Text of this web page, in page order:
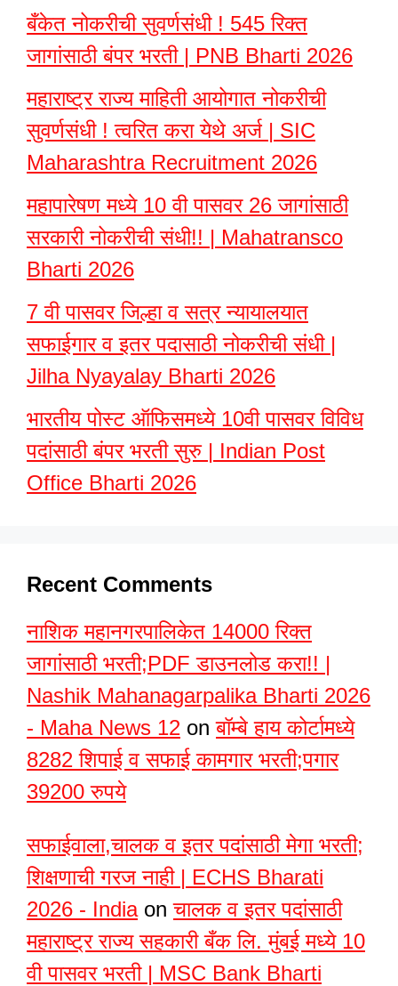
बँकेत नोकरीची सुवर्णसंधी ! 545 रिक्त
जागांसाठी बंपर भरती | PNB Bharti 2026
महाराष्ट्र राज्य माहिती आयोगात नोकरीची
सुवर्णसंधी ! त्वरित करा येथे अर्ज | SIC
Maharashtra Recruitment 2026
महापारेषण मध्ये 10 वी पासवर 26 जागांसाठी
सरकारी नोकरीची संधी!! | Mahatransco
Bharti 2026
7 वी पासवर जिल्हा व सत्र न्यायालयात
सफाईगार व इतर पदासाठी नोकरीची संधी |
Jilha Nyayalay Bharti 2026
भारतीय पोस्ट ऑफिसमध्ये 10वी पासवर विविध
पदांसाठी बंपर भरती सुरु | Indian Post
Office Bharti 2026
Recent Comments
नाशिक महानगरपालिकेत 14000 रिक्त
जागांसाठी भरती;PDF डाउनलोड करा!! |
Nashik Mahanagarpalika Bharti 2026
- Maha News 12 onबॉम्बे हाय कोर्टामध्ये
8282 शिपाई व सफाई कामगार भरती;पगार
39200 रुपये
सफाईवाला,चालक व इतर पदांसाठी मेगा भरती;
शिक्षणाची गरज नाही | ECHS Bharati
2026 - Indiaonचालक व इतर पदांसाठी
महाराष्ट्र राज्य सहकारी बँक लि. मुंबई मध्ये 10
वी पासवर भरती | MSC Bank Bharti